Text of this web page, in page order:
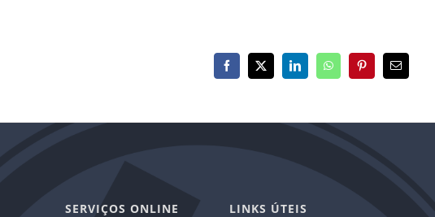
Facebook
X LinkedInWhatsAppPinterest
E-
mail
SERVIÇOS ONLINE LINKS ÚTEIS